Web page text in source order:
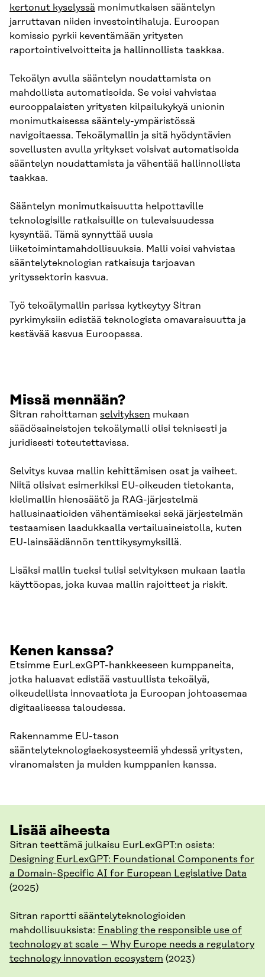
kertonut kyselyssä monimutkaisen sääntelyn
jarruttavan niiden investointihaluja. Euroopan
komissio pyrkii keventämään yritysten
raportointivelvoitteita ja hallinnollista taakkaa.
Tekoälyn avulla sääntelyn noudattamista on
mahdollista automatisoida. Se voisi vahvistaa
eurooppalaisten yritysten kilpailukykyä unionin
monimutkaisessa sääntely-ympäristössä
navigoitaessa. Tekoälymallin ja sitä hyödyntävien
sovellusten avulla yritykset voisivat automatisoida
sääntelyn noudattamista ja vähentää hallinnollista
taakkaa.
Sääntelyn monimutkaisuutta helpottaville
teknologisille ratkaisuille on tulevaisuudessa
kysyntää. Tämä synnyttää uusia
liiketoimintamahdollisuuksia. Malli voisi vahvistaa
sääntelyteknologian ratkaisuja tarjoavan
yrityssektorin kasvua.
Työ tekoälymallin parissa kytkeytyy Sitran
pyrkimyksiin edistää teknologista omavaraisuutta ja
kestävää kasvua Euroopassa.
Missä mennään?
Sitran rahoittaman selvityksen mukaan
säädösaineistojen tekoälymalli olisi teknisesti ja
juridisesti toteutettavissa.
Selvitys kuvaa mallin kehittämisen osat ja vaiheet.
Niitä olisivat esimerkiksi EU-oikeuden tietokanta,
kielimallin hienosäätö ja RAG-järjestelmä
hallusinaatioiden vähentämiseksi sekä järjestelmän
testaamisen laadukkaalla vertailuaineistolla, kuten
EU-lainsäädännön tenttikysymyksillä.
Lisäksi mallin tueksi tulisi selvityksen mukaan laatia
käyttöopas, joka kuvaa mallin rajoitteet ja riskit.
Kenen kanssa?
Etsimme EurLexGPT-hankkeeseen kumppaneita,
jotka haluavat edistää vastuullista tekoälyä,
oikeudellista innovaatiota ja Euroopan johtoasemaa
digitaalisessa taloudessa.
Rakennamme EU-tason
sääntelyteknologiaekosysteemiä yhdessä yritysten,
viranomaisten ja muiden kumppanien kanssa.
Lisää aiheesta
Sitran teettämä julkaisu EurLexGPT:n osista:
Designing EurLexGPT: Foundational Components for
a Domain-Specific AI for European Legislative Data
(2025)
Sitran raportti sääntelyteknologioiden
mahdollisuuksista: Enabling the responsible use of
technology at scale – Why Europe needs a regulatory
technology innovation ecosystem (2023)